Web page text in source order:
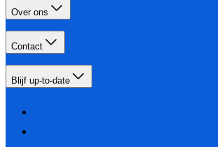
Over ons
Contact
Blijf up-to-date